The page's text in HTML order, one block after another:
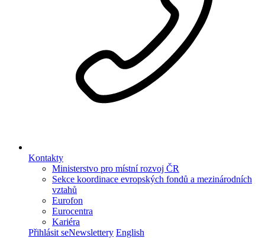
Kontakty
Ministerstvo pro místní rozvoj ČR
Sekce koordinace evropských fondů a mezinárodních
vztahů
Eurofon
Eurocentra
Kariéra
Přihlásit seNewslettery English